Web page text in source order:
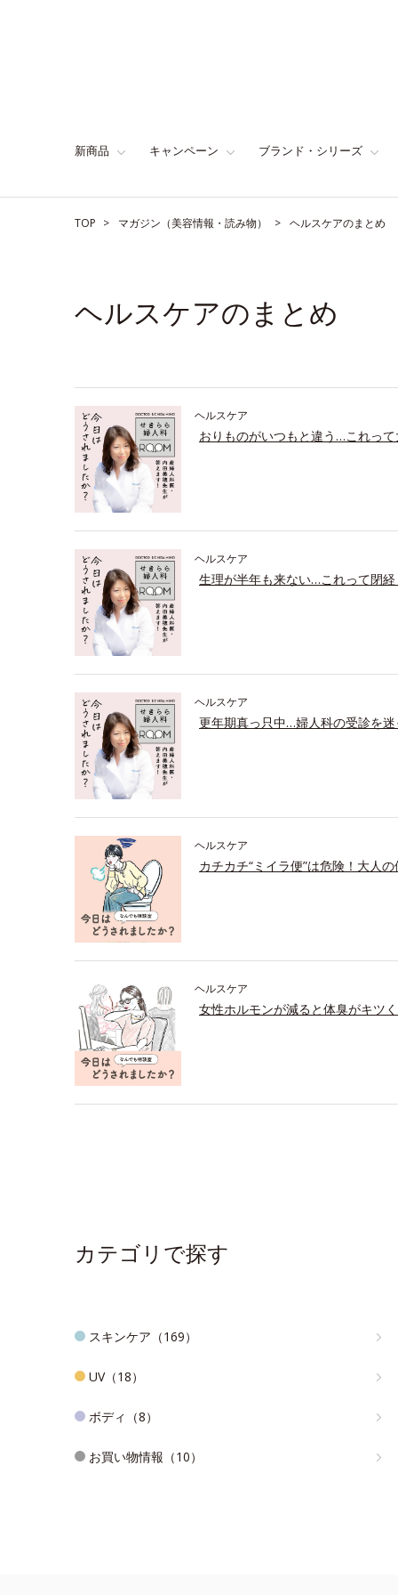
新商品 キャンペーン ブランド・シリーズ
TOP マガジン（美容情報・読み物） ヘルスケアのまとめ
ヘルスケアのまとめ
ヘルスケア
おりものがいつもと違う…これっ
ヘルスケア
生理が半年も来ない…これって閉経
ヘルスケア
更年期真っ只中…婦人科の受診を
ヘルスケア
カチカチ“ミイラ便”は危険！大人
ヘルスケア
女性ホルモンが減ると体臭がキツ
カテゴリで探す
スキンケア（169）
UV（18）
ボディ（8）
お買い物情報（10）